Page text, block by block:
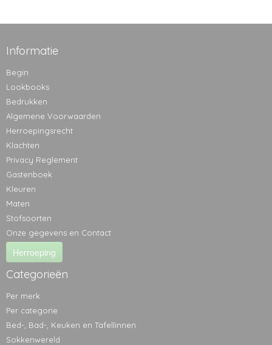
Informatie
Begin
Lookbooks
Bedrukken
Algemene Voorwaarden
Herroepingsrecht
Klachten
Privacy Reglement
Gastenboek
Kleuren
Maten
Stofsoorten
Onze gegevens en Contact
Herroeping
Categorieën
Per merk
Per categorie
Bed-, Bad-, Keuken en Tafellinnen
Sokkenwereld